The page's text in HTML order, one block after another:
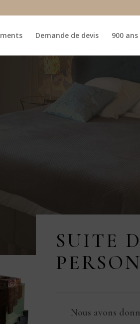
Demande de devis 900
SUITE
Nous avons